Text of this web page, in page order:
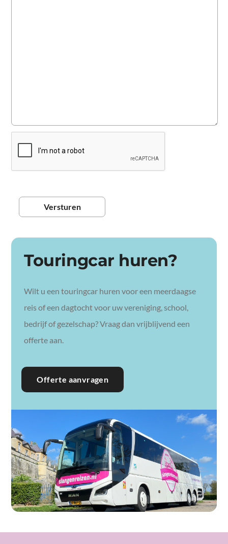
Touringcar huren?
Wilt u een touringcar huren voor een meerdaagse
reis of een dagtocht voor uw vereniging, school,
bedrijf of gezelschap? Vraag dan vrijblijvend een
offerte aan.
Offerte aanvragen